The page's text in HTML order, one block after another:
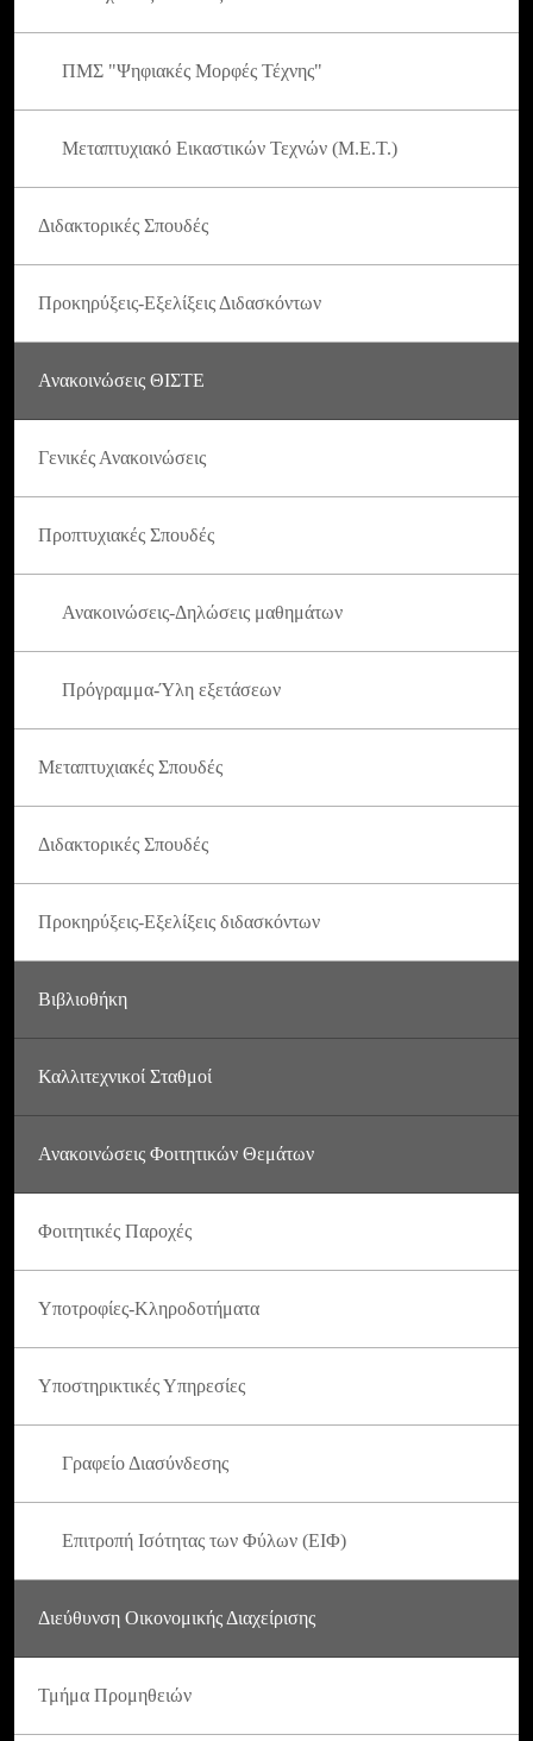
ΠΜΣ "Ψηφιακές Μορφές Τέχνης"
Μεταπτυχιακό Εικαστικών Τεχνών (Μ.Ε.Τ.)
Διδακτορικές Σπουδές
Προκηρύξεις-Εξελίξεις Διδασκόντων
Ανακοινώσεις ΘΙΣΤΕ
Γενικές Ανακοινώσεις
Προπτυχιακές Σπουδές
Ανακοινώσεις-Δηλώσεις μαθημάτων
Πρόγραμμα-Ύλη εξετάσεων
Μεταπτυχιακές Σπουδές
Διδακτορικές Σπουδές
Προκηρύξεις-Εξελίξεις διδασκόντων
Βιβλιοθήκη
Καλλιτεχνικοί Σταθμοί
Ανακοινώσεις Φοιτητικών Θεμάτων
Φοιτητικές Παροχές
Υποτροφίες-Κληροδοτήματα
Υποστηρικτικές Υπηρεσίες
Γραφείο Διασύνδεσης
Επιτροπή Ισότητας των Φύλων (ΕΙΦ)
Διεύθυνση Οικονομικής Διαχείρισης
Τμήμα Προμηθειών